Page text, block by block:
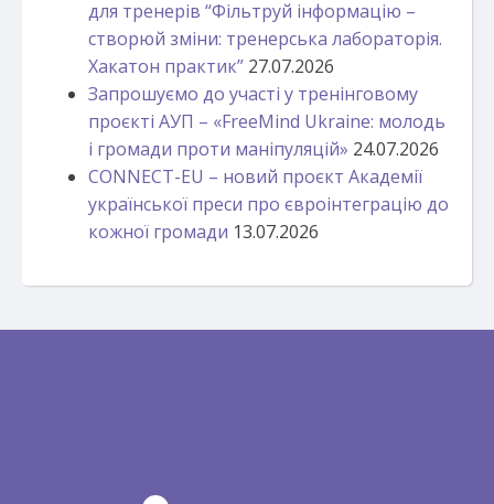
для тренерів “Фільтруй інформацію –
створюй зміни: тренерська лабораторія.
Хакатон практик” 27.07.2026
Запрошуємо до участі у тренінговому
проєкті АУП – «FreeMind Ukraine: молодь
і громади проти маніпуляцій» 24.07.2026
CONNECT-EU – новий проєкт Академії
української преси про євроінтеграцію до
кожної громади 13.07.2026